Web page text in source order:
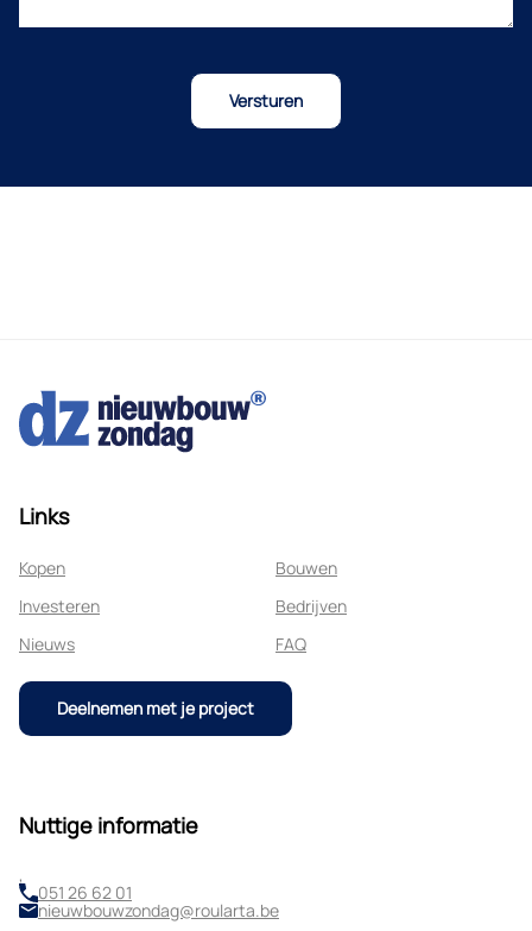
Links
Kopen
Bouwen
Investeren
Bedrijven
Nieuws
FAQ
Deelnemen met je project
Nuttige informatie
,
051 26 62 01
nieuwbouwzondag@roularta.be